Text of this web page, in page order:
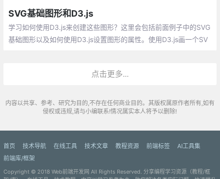
SVG基础图形和D3.js
学习如何使用D3.js来创建这些图形？这里会包括前面例子中的SVG
基础图形以及如何使用D3.js设置图形的属性。使用D3.js画一个SV
点击更多...
内容以共享、参考、研究为目的,不存在任何商业目的。其版权属原作者所有,如有
侵权或违规,请与小编联系!情况属实本人将予以删除!
首页 技术导航 在线工具 技术文章 教程资源 前端标签
AI工具集
前端库/框架